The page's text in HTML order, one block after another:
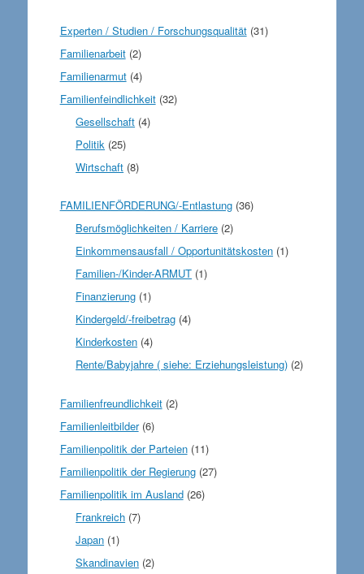
Experten / Studien / Forschungsqualität(31)
Familienarbeit(2)
Familienarmut(4)
Familienfeindlichkeit(32)
Gesellschaft (4)
Politik (25)
Wirtschaft (8)
FAMILIENFÖRDERUNG/-Entlastung(36)
Berufsmöglichkeiten / Karriere (2)
Einkommensausfall / Opportunitätskosten (1)
Familien-/Kinder-ARMUT (1)
Finanzierung (1)
Kindergeld/-freibetrag (4)
Kinderkosten (4)
Rente/Babyjahre ( siehe: Erziehungsleistung) (2)
Familienfreundlichkeit(2)
Familienleitbilder(6)
Familienpolitik der Parteien(11)
Familienpolitik der Regierung(27)
Familienpolitik im Ausland(26)
Frankreich (7)
Japan (1)
Skandinavien (2)